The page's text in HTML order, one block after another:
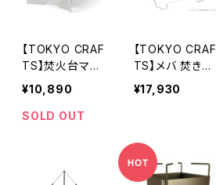
【TOKYO CRAF
TS】焚火台マク
ライト２
¥10,890
SOLD OUT
【TOKYO CRAF
TS】メバ 焚き火
台
¥17,930